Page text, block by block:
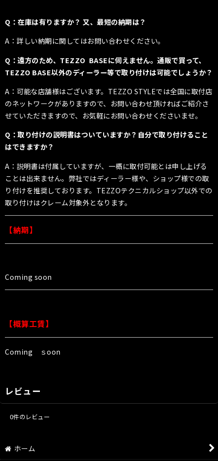
Q：在庫は有りますか？ 又、最短の納期は？
A：詳しい納期に関してはお問い合わせください。
Q：遠方のため、TEZZO BASEに伺えません。通販で買って、
TEZZO BASE以外のディーラー等で取り付けは可能でしょうか？
A：可能な店舗様はございます。TEZZO STYLEでは全国に取付店
のネットワークがありますので、お問い合わせ頂ければご紹介さ
せていただきますので、お気軽にお問い合わせくださいませ。
Q：取り付けの説明書はついていますか？自分で取り付けること
はできますか？
A：説明書は付属していますが、一概に取付可能とは申し上げる
ことは出来ません。弊社ではディーラー様や、ショップ様での取
り付けを推奨しております。TEZZOテクニカルショップ以外での
取り付けはクレーム対象外となります。
【納期】
Coming soon
【概算工賃】
Coming ｓoon
レビュー
0件のレビュー
ホーム